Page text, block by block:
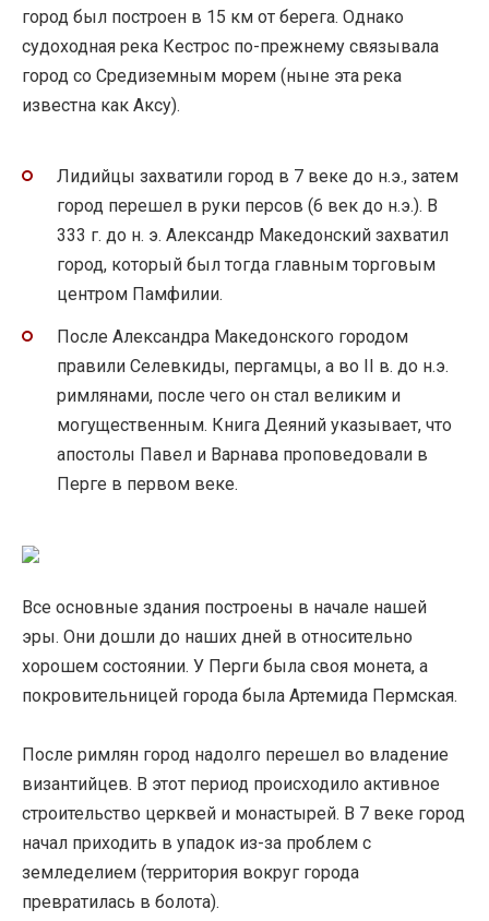
город был построен в 15 км от берега. Однако
судоходная река Кестрос по-прежнему связывала
город со Средиземным морем (ныне эта река
известна как Аксу).
Лидийцы захватили город в 7 веке до н.э., затем
город перешел в руки персов (6 век до н.э.). В
333 г. до н. э. Александр Македонский захватил
город, который был тогда главным торговым
центром Памфилии.
После Александра Македонского городом
правили Селевкиды, пергамцы, а во II в. до н.э.
римлянами, после чего он стал великим и
могущественным. Книга Деяний указывает, что
апостолы Павел и Варнава проповедовали в
Перге в первом веке.
Все основные здания построены в начале нашей
эры. Они дошли до наших дней в относительно
хорошем состоянии. У Перги была своя монета, а
покровительницей города была Артемида Пермская.
После римлян город надолго перешел во владение
византийцев. В этот период происходило активное
строительство церквей и монастырей. В 7 веке город
начал приходить в упадок из-за проблем с
земледелием (территория вокруг города
превратилась в болота).